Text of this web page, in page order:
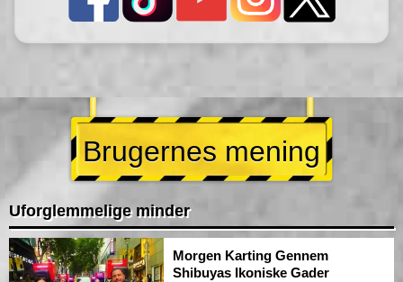
Brugernes mening
Uforglemmelige minder
Morgen Karting Gennem
Shibuyas Ikoniske Gader